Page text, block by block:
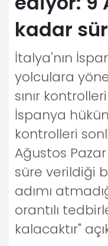
kadar
İtalya'nın
yolculara
sınır
İspanya
kontrolleri
Ağustos
süre verildiği
adımı
orantılı
kalacaktır"